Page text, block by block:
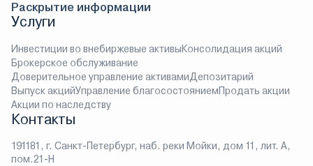
Раскрытие информации
Услуги
Инвестиции во внебиржевые активыКонсолидация акций
Брокерское обслуживание
Доверительное управление активамиДепозитарий
Выпуск акцийУправление благосостояниемПродать акции
Акции по наследству
Контакты
191181, г. Санкт-Петербург, наб. реки Мойки, дом 11, лит. А,
пом.21-Н